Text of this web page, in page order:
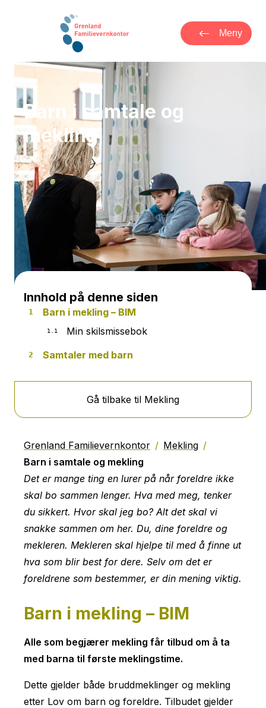
Meny
Barn i samtale og
mekling
Grenland Familievernkontor / Mekling /
Barn i samtale og mekling
Det er mange ting en lurer på når foreldre ikke
skal bo sammen lenger. Hva med meg, tenker
du sikkert. Hvor skal jeg bo? Alt det skal vi
snakke sammen om her. Du, dine foreldre og
mekleren. Mekleren skal hjelpe til med å finne ut
hva som blir best for dere. Selv om det er
foreldrene som bestemmer, er din mening viktig.
Barn i mekling – BIM
Alle som begjærer mekling får tilbud om å ta
med barna til første meklingstime.
Dette gjelder både bruddmeklinger og mekling
etter Lov om barn og foreldre. Tilbudet gjelder
Innhold på denne siden
Barn i mekling – BIM
Min skilsmissebok
Samtaler med barn
Gå tilbake til Mekling